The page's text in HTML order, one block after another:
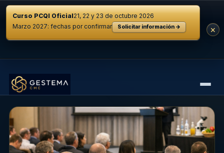
Curso PCQI Oficial21, 22 y 23 de octubre 2026
Marzo 2027: fechas por confirmar
Solicitar información → ×